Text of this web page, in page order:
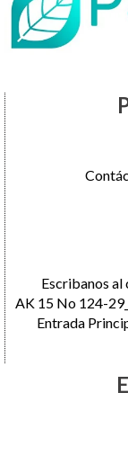
Escribanos al
AK 15 No 124-
Entrada